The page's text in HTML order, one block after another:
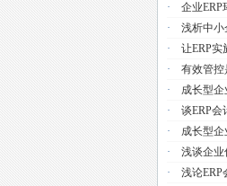
· 企业ERP
· 浅析中小
· 让ERP实
· 有效管控
· 成长型企
· 谈ERP会
· 成长型企
· 浅谈企业
· 浅论ERP